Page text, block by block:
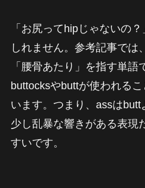
「お尻ってhipじゃないの
しれません。参考記事では
「腰骨あたり」を指す単語
buttocksやbuttが使われる
います。つまり、assはbutt
少し乱暴な響きがある表現
すいです。